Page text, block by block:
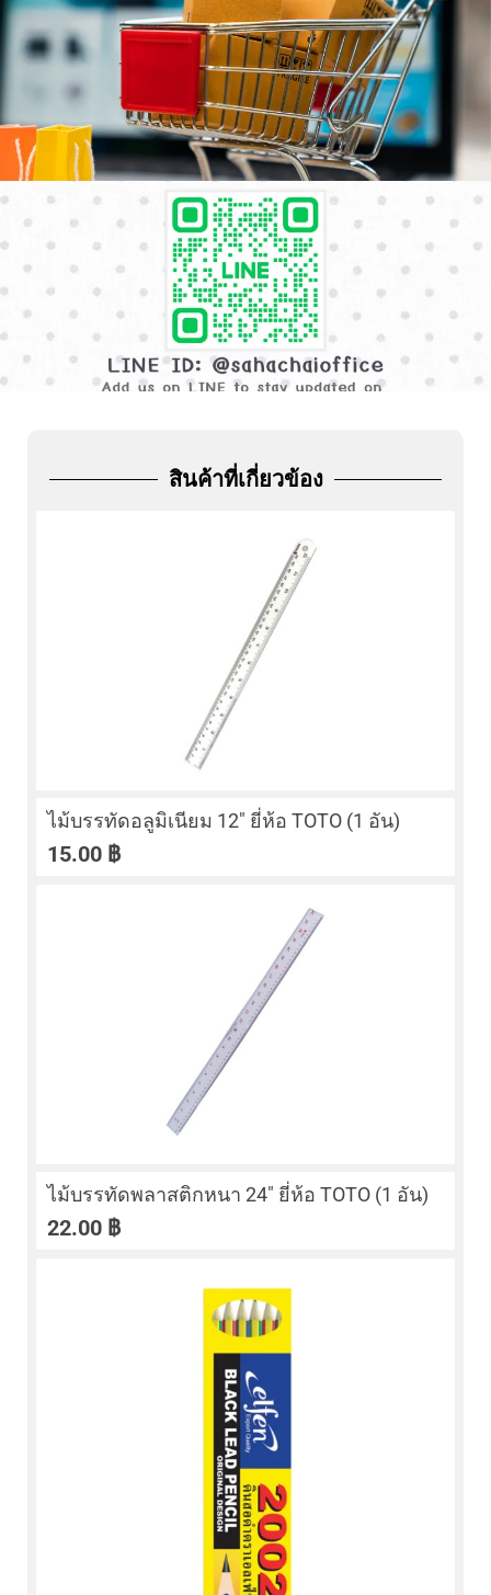
สินค้าที่เกี่ยวข้อง
ไม้บรรทัดอลูมิเนียม 12″ ยี่ห้อ TOTO (1 อัน)
15.00 ฿
ไม้บรรทัดพลาสติกหนา 24″ ยี่ห้อ TOTO (1 อัน)
22.00 ฿